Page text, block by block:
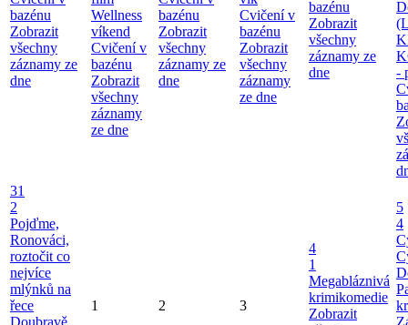
bazénu
Zobrazit
všechny
záznamy ze
dne
Wellness
víkend
Cvičení v
bazénu
Zobrazit
všechny
záznamy
ze dne
bazénu
Zobrazit
všechny
záznamy ze
dne
Cvičení v
bazénu
Zobrazit
všechny
záznamy
ze dne
bazénu
Zobrazit
všechny
záznamy ze
dne
-
31
2
Pojďme,
Ronováci,
roztočit co
nejvíce
mlýnků na
řece
1 2 3
4
1
Megabláznivá
krimikomedie
Zobrazit
5
4